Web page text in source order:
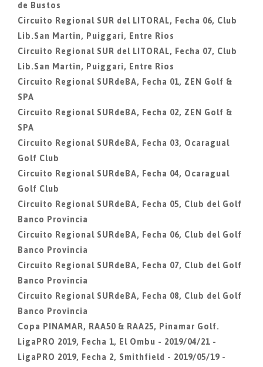
de Bustos
Circuito Regional SUR del LITORAL, Fecha 06, Club
Lib.San Martin, Puiggari, Entre Rios
Circuito Regional SUR del LITORAL, Fecha 07, Club
Lib.San Martin, Puiggari, Entre Rios
Circuito Regional SURdeBA, Fecha 01, ZEN Golf &
SPA
Circuito Regional SURdeBA, Fecha 02, ZEN Golf &
SPA
Circuito Regional SURdeBA, Fecha 03, Ocaragual
Golf Club
Circuito Regional SURdeBA, Fecha 04, Ocaragual
Golf Club
Circuito Regional SURdeBA, Fecha 05, Club del Golf
Banco Provincia
Circuito Regional SURdeBA, Fecha 06, Club del Golf
Banco Provincia
Circuito Regional SURdeBA, Fecha 07, Club del Golf
Banco Provincia
Circuito Regional SURdeBA, Fecha 08, Club del Golf
Banco Provincia
Copa PINAMAR, RAA50 & RAA25, Pinamar Golf.
LigaPRO 2019, Fecha 1, El Ombu - 2019/04/21 -
LigaPRO 2019, Fecha 2, Smithfield - 2019/05/19 -